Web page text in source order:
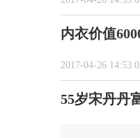
内衣价值
2017-04-26
55岁宋丹丹